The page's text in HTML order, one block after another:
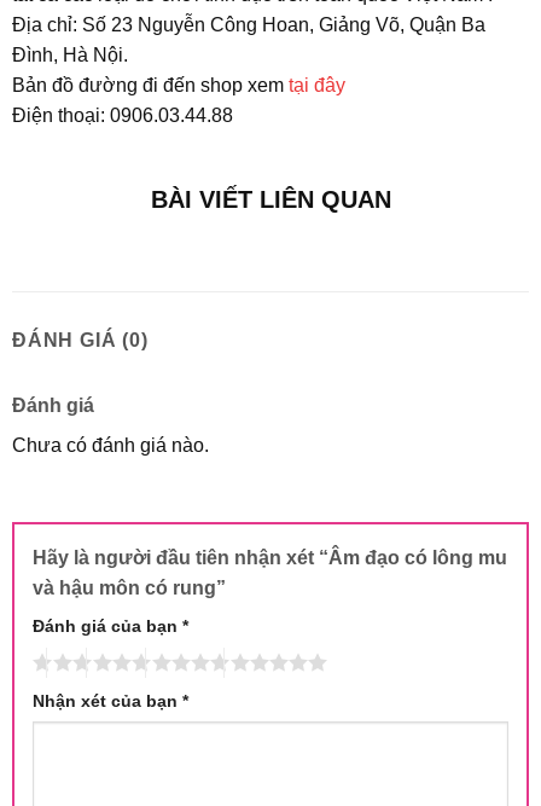
Địa chỉ: Số 23 Nguyễn Công Hoan, Giảng Võ, Quận Ba
Đình, Hà Nội.
Bản đồ đường đi đến shop xem tại đây
Điện thoại: 0906.03.44.88
BÀI VIẾT LIÊN QUAN
ĐÁNH GIÁ (0)
Đánh giá
Chưa có đánh giá nào.
Hãy là người đầu tiên nhận xét “Âm đạo có lông mu
và hậu môn có rung”
Đánh giá của bạn *
Nhận xét của bạn *